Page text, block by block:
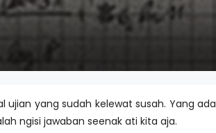
yang sudah kelewat susah. Yang ada
ngisi jawaban seenak ati kita aja.